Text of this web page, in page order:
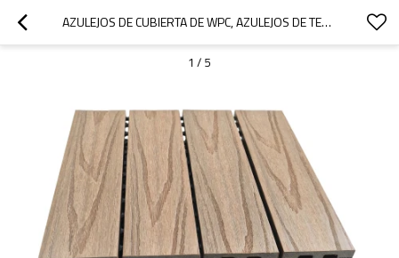
AZULEJOS DE CUBIERTA DE WPC, AZULEJOS DE TERRAZA ENTRELAZADOS DE BRICOLAJE PARA EXTERIORES | AZULEJOS DE CUBIERTA DE PATIO COMPUESTOS DE PLÁSTICO Y MADERA
1 / 5